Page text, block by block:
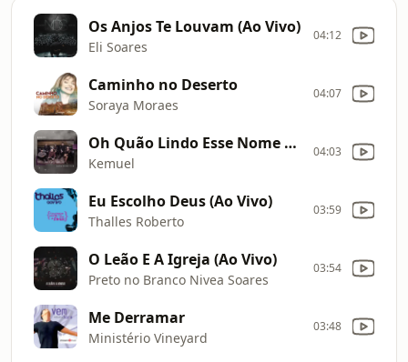
Os Anjos Te Louvam (Ao Vivo)
Eli Soares
04:12
Caminho no Deserto
Soraya Moraes
04:07
Oh Quão Lindo Esse Nome É (What a Beautiful Name)
Kemuel
04:03
Eu Escolho Deus (Ao Vivo)
Thalles Roberto
03:59
O Leão E A Igreja (Ao Vivo)
Preto no Branco Nivea Soares
03:54
Me Derramar
Ministério Vineyard
03:48